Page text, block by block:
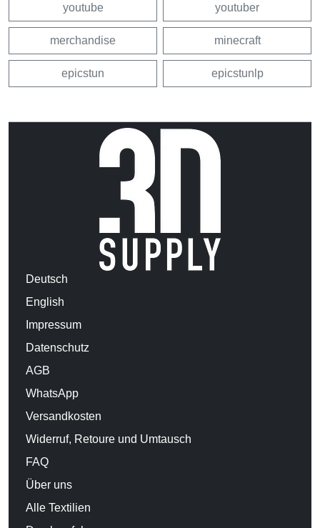
youtube youtuber
merchandise minecraft
epicstun epicstunlp
Deutsch
English
Impressum
Datenschutz
AGB
WhatsApp
Versandkosten
Widerruf, Retoure und Umtausch
FAQ
Über uns
Alle Textilien